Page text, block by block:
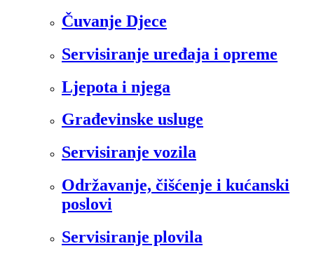
Čuvanje Djece
Servisiranje uređaja i opreme
Ljepota i njega
Građevinske usluge
Servisiranje vozila
Održavanje, čišćenje i kućanski
poslovi
Servisiranje plovila